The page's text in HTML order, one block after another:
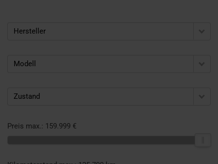
Hersteller
Modell
Zustand
Preis max.: 159.999 €